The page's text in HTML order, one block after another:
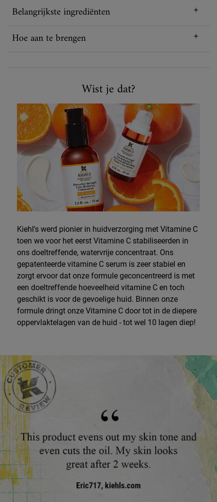
Belangrijkste ingrediënten
Hoe aan te brengen
Wist je dat?
Kiehl's werd pionier in huidverzorging met Vitamine C
toen we voor het eerst Vitamine C stabiliseerden in
ons doeltreffende, watervrije concentraat. Ons
gepatenteerde vitamine C serum is zeer stabiel en
zorgt ervoor dat onze formule geconcentreerd is met
een doeltreffende hoeveelheid vitamine C en toch
geschikt is voor de gevoelige huid. Binnen onze
formule dringt onze Vitamine C door tot in de diepere
oppervlaktelagen van de huid - tot wel 10 lagen diep!
Afbeelding van hoe te gebruiken
Review Image